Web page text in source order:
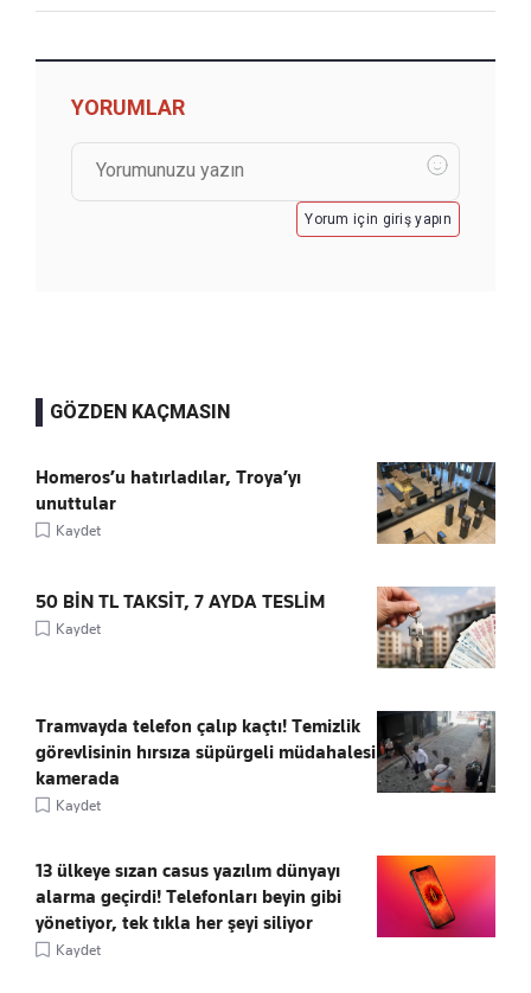
YORUMLAR
Yorum için giriş yapın
GÖZDEN KAÇMASIN
Homeros’u hatırladılar, Troya’yı
unuttular
Kaydet
50 BİN TL TAKSİT, 7 AYDA TESLİM
Kaydet
Tramvayda telefon çalıp kaçtı! Temizlik
görevlisinin hırsıza süpürgeli müdahalesi
kamerada
Kaydet
13 ülkeye sızan casus yazılım dünyayı
alarma geçirdi! Telefonları beyin gibi
yönetiyor, tek tıkla her şeyi siliyor
Kaydet